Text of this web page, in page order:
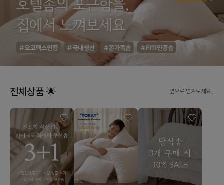
전체상품 🌟 옆으로 넘겨보세요